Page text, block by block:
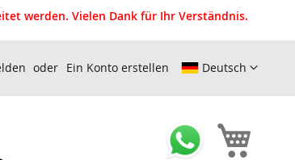
werden. Vielen Dank für Ihr Verständnis.
Deutsch
Ein Konto erstellen